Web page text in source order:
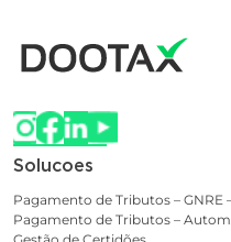
Solucoes
Pagamento de Tributos – GNRE
Pagamento de Tributos –